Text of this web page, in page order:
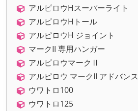
アルピロウHスーパーライト
アルピロウHトール
アルピロウH ジョイント
マークII 専用ハンガー
アルピロウマークⅡ
アルピロウ マークII アドバンス
ウワトロ100
ウワトロ125